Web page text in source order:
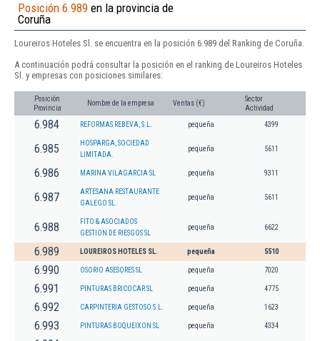
Posición 6.989 en la provincia de
Coruña
Loureiros Hoteles Sl. se encuentra en la posición 6.989 del Ranking de Coruña.
A continuación podrá consultar la posición en el ranking de Loureiros Hoteles
Sl. y empresas con posiciones similares:
Posición
Provincia
Nombre de la empresa Ventas (€)
Sector
Actividad
6.984 REFORMAS REBEVA, S.L. pequeña 4399
6.985
HOSPARGA, SOCIEDAD
LIMITADA.
pequeña 5611
6.986 MARINA VILAGARCIA SL pequeña 9311
6.987
ARTESANA RESTAURANTE
GALEGO SL.
pequeña 5611
6.988
FITO & ASOCIADOS
GESTION DE RIESGOS SL
pequeña 6622
6.989 LOUREIROS HOTELES SL. pequeña 5510
6.990 OSORIO ASESORES SL pequeña 7020
6.991 PINTURAS BRICOCAR SL pequeña 4775
6.992 CARPINTERIA GESTOSO S.L. pequeña 1623
6.993 PINTURAS BOQUEIXON SL pequeña 4334